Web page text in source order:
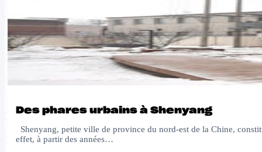
Des phares urbains à Shenyang
Shenyang, petite ville de province du nord-est de la Chine,
effet, à partir des années…